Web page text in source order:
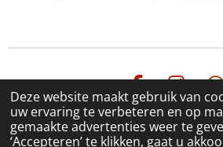
Deze website maakt gebruik van
uw ervaring te verbeteren en op
gemaakte advertenties weer te
‘Accepteren’ te klikken, gaat u
F
a
c
I
n
s
h
a
© 2024 - 2026 LinkedGolf
Powered byJouwWeb